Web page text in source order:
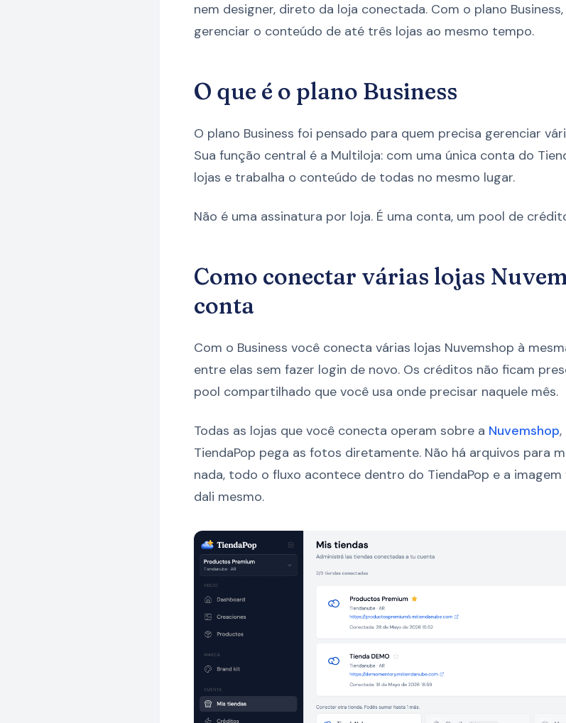
nem designer, direto da loja conectada. Com o plano
gerenciar o conteúdo de até três lojas ao mesmo tempo.
O que é o plano Business
O plano Business foi pensado para quem precisa gerenciar
Sua função central é a Multiloja: com uma única conta do
lojas e trabalha o conteúdo de todas no mesmo lugar.
Não é uma assinatura por loja. É uma conta, um pool de
Como conectar várias lojas
conta
Com o Business você conecta várias lojas Nuvemshop à
entre elas sem fazer login de novo. Os créditos não ficam
pool compartilhado que você usa onde precisar naquele mês.
Todas as lojas que você conecta operam sobre a Nuvemshop
TiendaPop pega as fotos diretamente. Não há arquivos para
nada, todo o fluxo acontece dentro do TiendaPop e a
dali mesmo.